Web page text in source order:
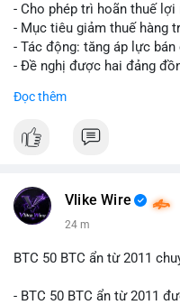
tái cơ cấu danh mục trước
trường có thể dao động
động thái này.
và điểm đến của số BTC
phòng thủ. Nếu vào ví
#160btc #vilanh
- Cho phép trì hoãn thuế lợi
- Mục tiêu giảm thuế hàng
- Tác động: tăng áp lực bán
- Đề nghị được hai đảng
📰 Nguồn: Cointelegraph
Đọc thêm
Vlike Wire
24 m
BTC 50 BTC ẩn từ 2011
- BTC 50 BTC ẩn từ 2011